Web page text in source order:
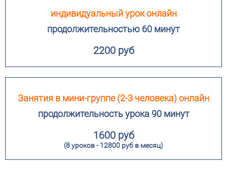
индивидуальный урок онлайн
продолжительностью 60 минут
2200 руб
Занятия в мини-группе (2-3 человека) онлайн
продолжительность урока 90 минут
1600 руб
(8 уроков - 12800 руб в месяц)